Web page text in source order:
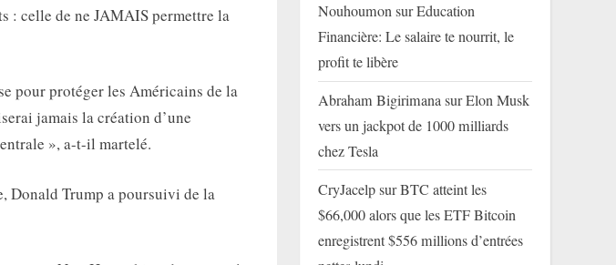
: celle de ne JAMAIS permettre la
pour protéger les Américains de la
jamais la création d’une
», a-t-il martelé.
Donald Trump a poursuivi de la
NouhoumonsurEducation
Financière: Le salaire te nourrit, le
profit te libère
Abraham BigirimanasurElon Musk
vers un jackpot de 1000 milliards
chez Tesla
CryJacelpsurBTC atteint les
$66,000 alors que les ETF Bitcoin
enregistrent $556 millions d’entrées